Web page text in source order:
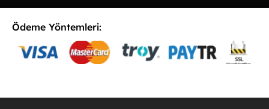
Ödeme Yöntemleri: